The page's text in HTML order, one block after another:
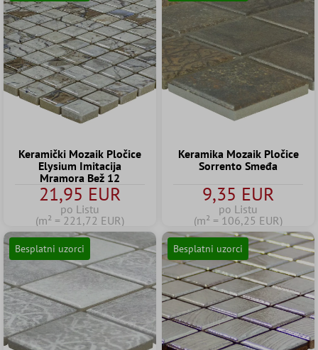
Keramički Mozaik Pločice
Elysium Imitacija
Mramora Bež 12
21,95 EUR
po Listu
(m² = 221,72 EUR)
Keramika Mozaik Pločice
Sorrento Smeđa
9,35 EUR
po Listu
(m² = 106,25 EUR)
Besplatni uzorci Besplatni uzorci